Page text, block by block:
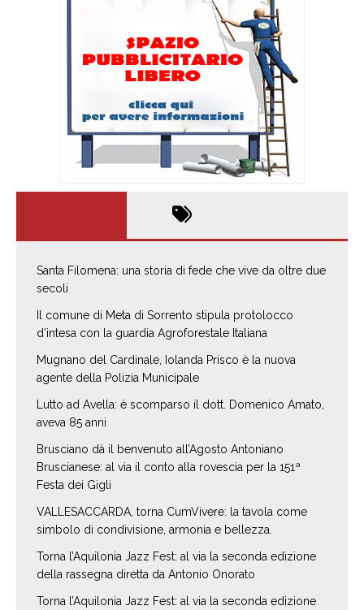
Santa Filomena: una storia di fede che vive da oltre due
secoli
Il comune di Meta di Sorrento stipula protolocco
d’intesa con la guardia Agroforestale Italiana
Mugnano del Cardinale, Iolanda Prisco è la nuova
agente della Polizia Municipale
Lutto ad Avella: è scomparso il dott. Domenico Amato,
aveva 85 anni
Brusciano dà il benvenuto all’Agosto Antoniano
Bruscianese: al via il conto alla rovescia per la 151ª
Festa dei Gigli
VALLESACCARDA, torna CumVivere: la tavola come
simbolo di condivisione, armonia e bellezza.
Torna l’Aquilonia Jazz Fest: al via la seconda edizione
della rassegna diretta da Antonio Onorato
Torna l’Aquilonia Jazz Fest: al via la seconda edizione